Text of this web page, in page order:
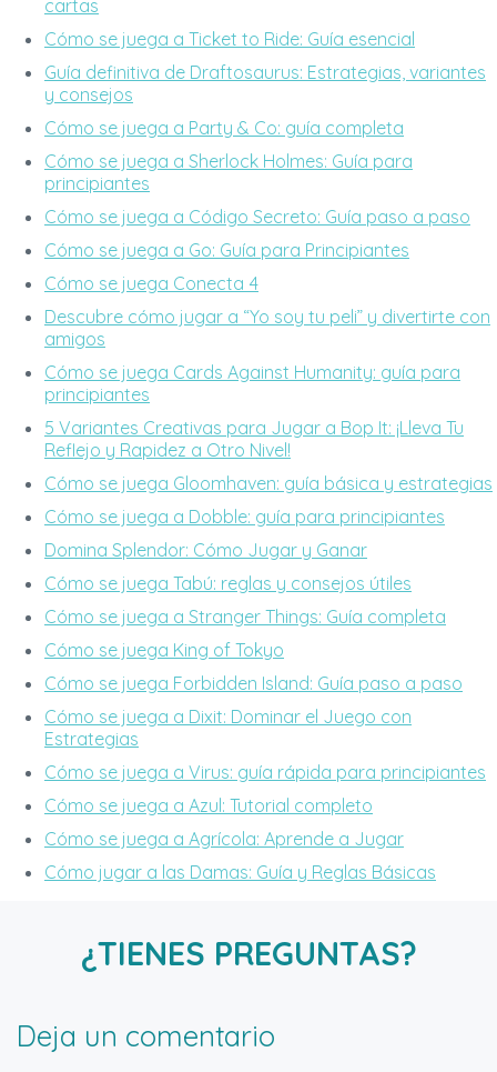
cartas
Cómo se juega a Ticket to Ride: Guía esencial
Guía definitiva de Draftosaurus: Estrategias, variantes
y consejos
Cómo se juega a Party & Co: guía completa
Cómo se juega a Sherlock Holmes: Guía para
principiantes
Cómo se juega a Código Secreto: Guía paso a paso
Cómo se juega a Go: Guía para Principiantes
Cómo se juega Conecta 4
Descubre cómo jugar a “Yo soy tu peli” y divertirte con
amigos
Cómo se juega Cards Against Humanity: guía para
principiantes
5 Variantes Creativas para Jugar a Bop It: ¡Lleva Tu
Reflejo y Rapidez a Otro Nivel!
Cómo se juega Gloomhaven: guía básica y estrategias
Cómo se juega a Dobble: guía para principiantes
Domina Splendor: Cómo Jugar y Ganar
Cómo se juega Tabú: reglas y consejos útiles
Cómo se juega a Stranger Things: Guía completa
Cómo se juega King of Tokyo
Cómo se juega Forbidden Island: Guía paso a paso
Cómo se juega a Dixit: Dominar el Juego con
Estrategias
Cómo se juega a Virus: guía rápida para principiantes
Cómo se juega a Azul: Tutorial completo
Cómo se juega a Agrícola: Aprende a Jugar
Cómo jugar a las Damas: Guía y Reglas Básicas
¿TIENES PREGUNTAS?
Deja un comentario